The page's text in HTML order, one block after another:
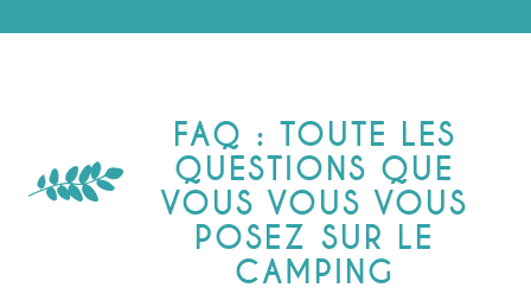
FAQ : TOUTE LES
QUESTIONS QUE
VOUS VOUS VOUS
POSEZ SUR LE
CAMPING